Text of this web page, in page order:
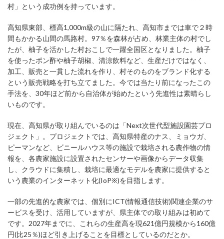
村」という成功例を持っています。
高知県東部、標高1,000m級の山に隔たれ、高知市までは車で２時
間もかかる山間の馬路村。97％を森林が占め、林業主体の村でし
たが、柚子を活かした村おこしで一躍全国区となりました。柚子
を使ったポン酢や柚子胡椒、清涼飲料など、生産だけではなく、
加工、販売と一貫した流れを作り、村そのものをブランド化する
という販売戦略を打ち立てました。今では当たり前になったこの
手法を、30年ほど前から自治体が始めたという先進性は素晴らし
いものです。
現在、高知県が取り組んでいるのは「Next次世代型施設園芸プロ
ジェクト」。プロジェクトでは、高知県特産のナス、ミョウガ、
ピーマンなど、ビニールハウス等の施設で栽培される農作物の情
報を、各農家施設に設置されたセンサーや画像からデータ収集
し、クラウドに集積し、栽培に最適なモデルを農家に提供すると
いう農業のインターネット化(IoP※)を目指します。
一部の先進的な農家では、個別にICT(情報通信技術)関連企業のサ
ービスを受け、活用していますが、県主体での取り組みは初めて
です。2027年までに、これらの生産高を現621億円規模から160億
円(比25％)ほど引き上げることを目標としているのだとか。